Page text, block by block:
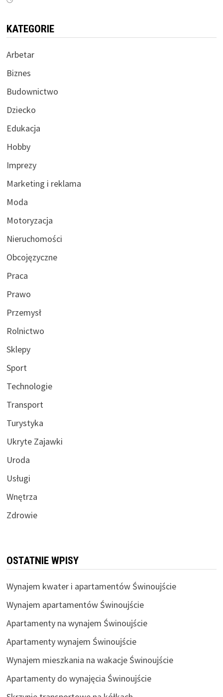
KATEGORIE
Arbetar
Biznes
Budownictwo
Dziecko
Edukacja
Hobby
Imprezy
Marketing i reklama
Moda
Motoryzacja
Nieruchomości
Obcojęzyczne
Praca
Prawo
Przemysł
Rolnictwo
Sklepy
Sport
Technologie
Transport
Turystyka
Ukryte Zajawki
Uroda
Usługi
Wnętrza
Zdrowie
OSTATNIE WPISY
Wynajem kwater i apartamentów Świnoujście
Wynajem apartamentów Świnoujście
Apartamenty na wynajem Świnoujście
Apartamenty wynajem Świnoujście
Wynajem mieszkania na wakacje Świnoujście
Apartamenty do wynajęcia Świnoujście